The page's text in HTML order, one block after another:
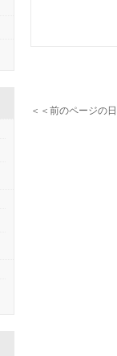
＜＜前のページの